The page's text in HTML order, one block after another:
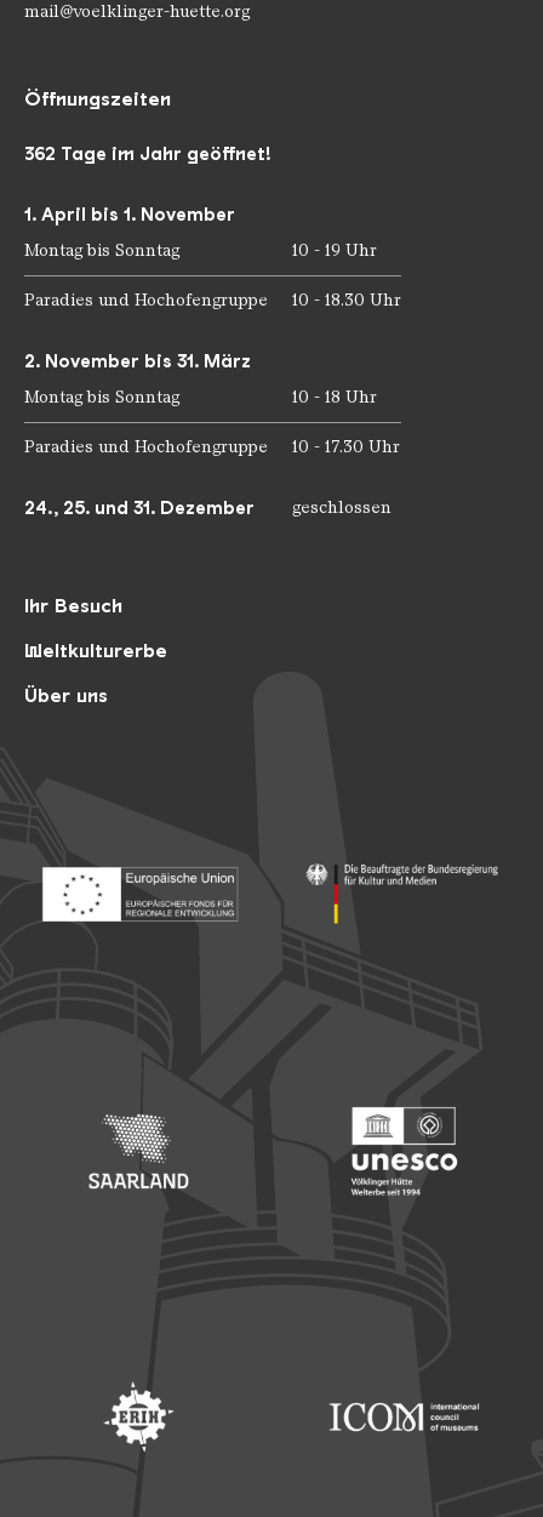
mail@voelklinger-huette.org
Ihr Besuch
Weltkulturerbe
Über uns
Öffnungszeiten
362 Tage im Jahr geöffnet!
1. April bis 1. November
Montag bis Sonntag 10 - 19 Uhr
Paradies und Hochofengruppe 10 - 18.30 Uhr
2. November bis 31. März
Montag bis Sonntag 10 - 18 Uhr
Paradies und Hochofengruppe 10 - 17.30 Uhr
24., 25. und 31. Dezember geschlossen